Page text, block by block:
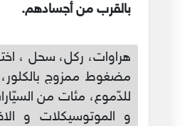
بالقرب من أجسادهم.
هراوات، ركل، سحل ،
مضغوط ممزوج
للدّموع، مئات من
و الموتوسيكلات و